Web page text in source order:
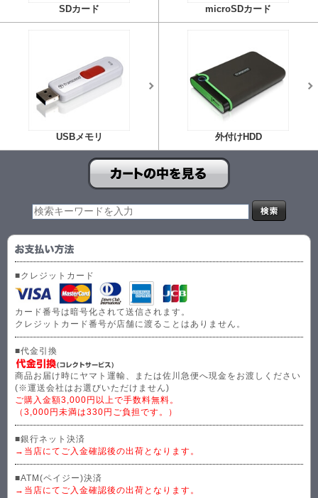
SDカード microSDカード
USBメモリ 外付けHDD
■クレジットカード
カード番号は暗号化されて送信されます。
クレジットカード番号が店舗に渡ることはありません。
■代金引換
商品お届け時にヤマト運輸、または佐川急便へ現金をお渡しください
(※運送会社はお選びいただけません)
ご購入金額3,000円以上で手数料無料。
（3,000円未満は330円ご負担です。）
■銀行ネット決済
→当店にてご入金確認後の出荷となります。
■ATM(ペイジー)決済
→当店にてご入金確認後の出荷となります。